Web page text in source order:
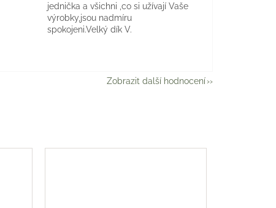
jednička a všichni ,co si užívají Vaše
výrobky,jsou nadmíru
spokojeni.Velký dík V.
Zobrazit další hodnocení